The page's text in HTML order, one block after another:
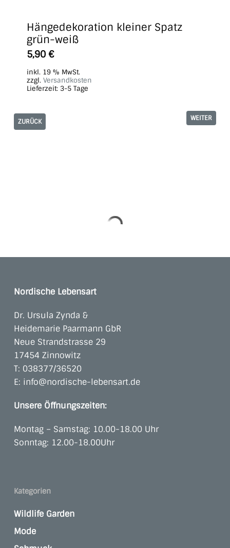
Hängedekoration kleiner Spatz
grün-weiß
5,90 €
inkl. 19 % MwSt.
zzgl. Versandkosten
Lieferzeit: 3-5 Tage
ZURÜCK WEITER
Nordische Lebensart
Dr. Ursula Zynda &
Heidemarie Paarmann GbR
Neue Strandstrasse 29
17454 Zinnowitz
T: 038377/36520
E: info@nordische-lebensart.de
Unsere Öffnungszeiten:
Montag – Samstag: 10.00-18.00 Uhr
Sonntag: 12.00-18.00Uhr
Kategorien
Wildlife Garden
Mode